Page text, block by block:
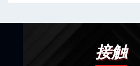
接触